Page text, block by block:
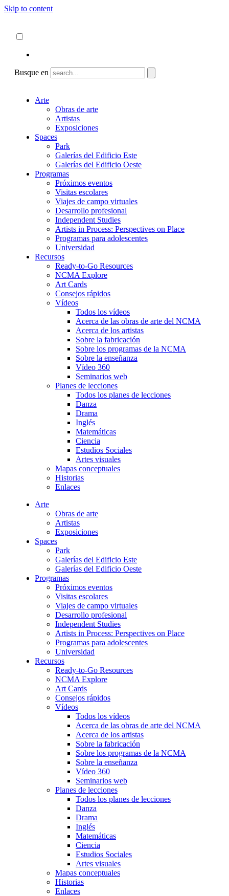
Skip to content
Busque en
Arte
Obras de arte
Artistas
Exposiciones
Spaces
Park
Galerías del Edificio Este
Galerías del Edificio Oeste
Programas
Próximos eventos
Visitas escolares
Viajes de campo virtuales
Desarrollo profesional
Independent Studies
Artists in Process: Perspectives on Place
Programas para adolescentes
Universidad
Recursos
Ready-to-Go Resources
NCMA Explore
Art Cards
Consejos rápidos
Vídeos
Todos los vídeos
Acerca de las obras de arte del NCMA
Acerca de los artistas
Sobre la fabricación
Sobre los programas de la NCMA
Sobre la enseñanza
Vídeo 360
Seminarios web
Planes de lecciones
Todos los planes de lecciones
Danza
Drama
Inglés
Matemáticas
Ciencia
Estudios Sociales
Artes visuales
Mapas conceptuales
Historias
Enlaces
Arte
Obras de arte
Artistas
Exposiciones
Spaces
Park
Galerías del Edificio Este
Galerías del Edificio Oeste
Programas
Próximos eventos
Visitas escolares
Viajes de campo virtuales
Desarrollo profesional
Independent Studies
Artists in Process: Perspectives on Place
Programas para adolescentes
Universidad
Recursos
Ready-to-Go Resources
NCMA Explore
Art Cards
Consejos rápidos
Vídeos
Todos los vídeos
Acerca de las obras de arte del NCMA
Acerca de los artistas
Sobre la fabricación
Sobre los programas de la NCMA
Sobre la enseñanza
Vídeo 360
Seminarios web
Planes de lecciones
Todos los planes de lecciones
Danza
Drama
Inglés
Matemáticas
Ciencia
Estudios Sociales
Artes visuales
Mapas conceptuales
Historias
Enlaces